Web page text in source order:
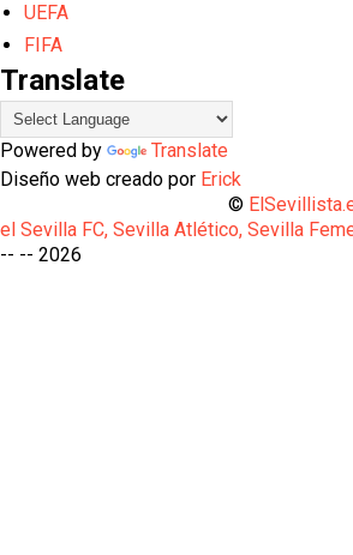
UEFA
FIFA
Translate
Powered by
Translate
Diseño web creado por Erick
©
el Sevilla FC, Sevilla Atlético, Sevilla
-- -- 2026